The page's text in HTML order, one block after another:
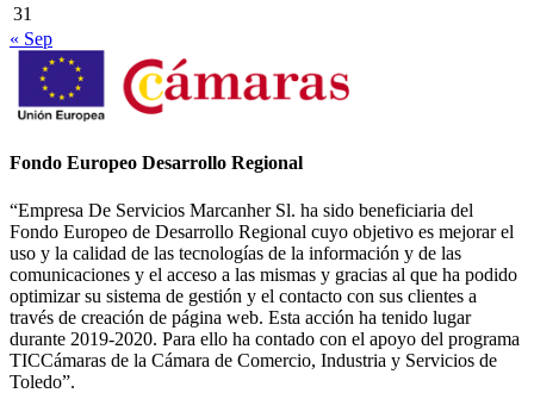
31
« Sep
Fondo Europeo Desarrollo Regional
“Empresa De Servicios Marcanher Sl. ha sido beneficiaria del
Fondo Europeo de Desarrollo Regional cuyo objetivo es mejorar el
uso y la calidad de las tecnologías de la información y de las
comunicaciones y el acceso a las mismas y gracias al que ha podido
optimizar su sistema de gestión y el contacto con sus clientes a
través de creación de página web. Esta acción ha tenido lugar
durante 2019-2020. Para ello ha contado con el apoyo del programa
TICCámaras de la Cámara de Comercio, Industria y Servicios de
Toledo”.